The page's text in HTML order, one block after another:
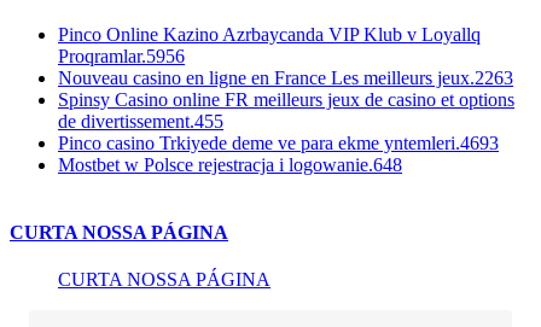
Pinco Online Kazino Azrbaycanda VIP Klub v Loyallq
Proqramlar.5956
Nouveau casino en ligne en France Les meilleurs jeux.2263
Spinsy Casino online FR meilleurs jeux de casino et options
de divertissement.455
Pinco casino Trkiyede deme ve para ekme yntemleri.4693
Mostbet w Polsce rejestracja i logowanie.648
CURTA NOSSA PÁGINA
CURTA NOSSA PÁGINA